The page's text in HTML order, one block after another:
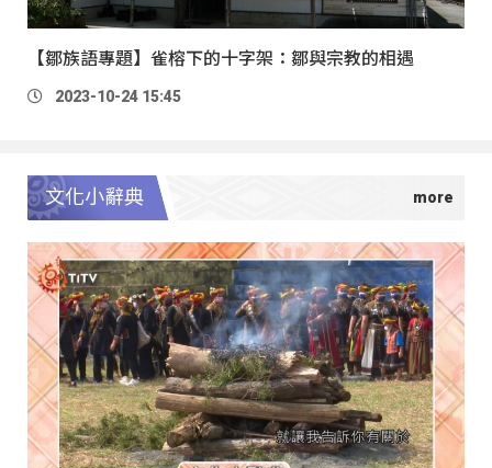
【鄒族語專題】雀榕下的十字架：鄒與宗教的相遇
2023-10-24 15:45
文化小辭典